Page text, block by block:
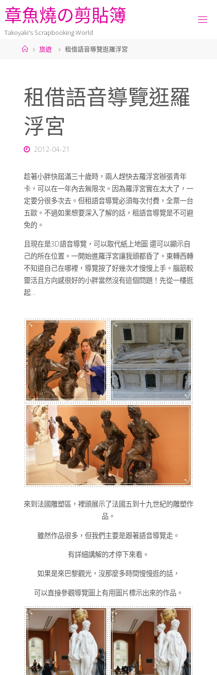
章魚燒の剪貼簿
Takoyaki's Scrapbooking World
旅遊
租借語音導覽逛羅浮宮
租借語音導覽逛羅
浮宮
2012-04-21
趁著小胖快屆滿三十歲時，兩人趕快去羅浮宮辦張青年
卡，可以在一年內去無限次。因為羅浮宮實在太大了，一
定要分很多次去。但租語音導覽必須每次付費，全票一台
五歐。不過如果想要深入了解的話，租語音導覽是不可避
免的。
且現在是3D語音導覽，可以取代紙上地圖 還可以顯示自
己的所在位置。一開始進羅浮宮讓我頭都昏了。東轉西轉
不知道自己在哪裡，導覽按了好幾次才慢慢上手。腦筋較
靈活且方向感很好的小胖當然沒有這個問題！先從一樓逛
起…
來到法國雕塑區，裡頭展示了法國五到十九世紀的雕塑作
品。
雖然作品很多，但我們主要是跟著語音導覽走。
有詳細講解的才停下來看。
如果是來巴黎觀光，沒那麼多時間慢慢逛的話，
可以直接參觀導覽圖上有用圖片標示出來的作品。